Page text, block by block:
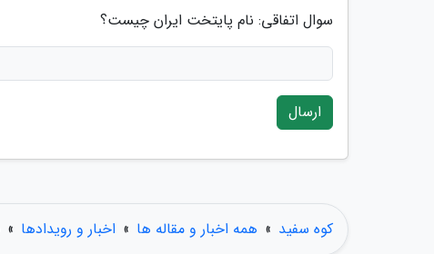
سوال اتفاقی: نام پایتخت ایران چیست؟
ارسال
کوه سفید » همه اخبار و مقاله ها » اخبار و رویدادها »